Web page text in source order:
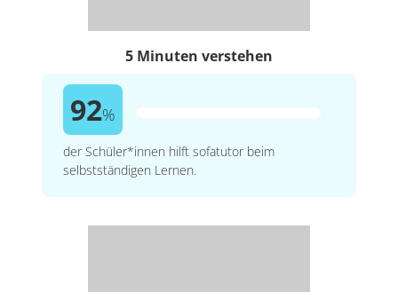
5 Minuten verstehen
92%
der Schüler*innen hilft sofatutor beim
selbstständigen Lernen.